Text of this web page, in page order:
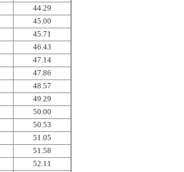
44.29
45.00
45.71
46.43
47.14
47.86
48.57
49.29
50.00
50.53
51.05
51.58
52.11